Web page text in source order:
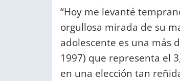
“Hoy me levanté
orgullosa mirada de su
adolescente es una más
1997) que representa el
en una elección tan